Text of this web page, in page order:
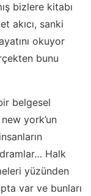
bizlere kitabı
akıcı, sanki
okuyor
bunu
belgesel
york’un
Halk
yüzünden
var ve bunları